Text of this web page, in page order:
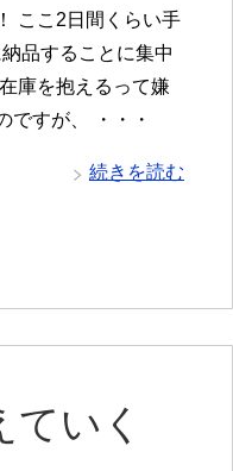
ここ2日間くらい手
品することに集中
庫を抱えるって嫌
ですが、 ・・・
続きを読む
いく